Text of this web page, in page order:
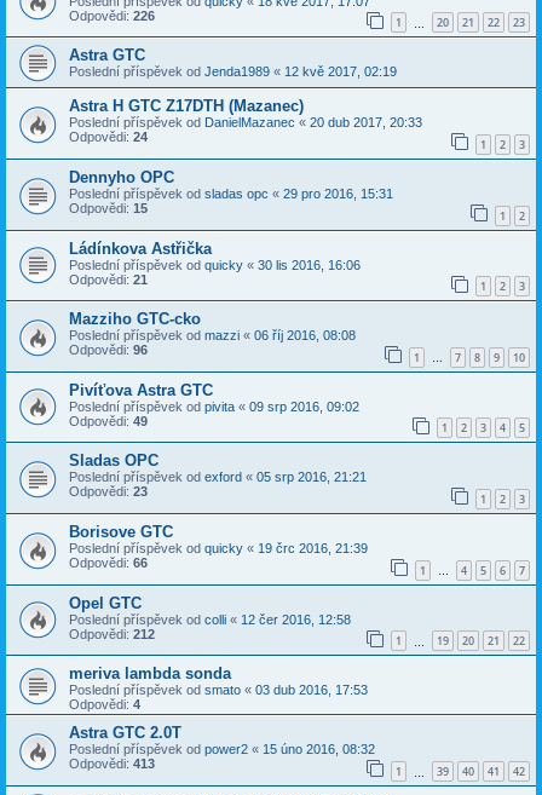
Odpovědi: 226 1 20 21 22 23
Astra GTC
Poslední příspěvek od Jenda1989 « 12 kvě 2017, 02:19
Astra H GTC Z17DTH (Mazanec)
Poslední příspěvek od DanielMazanec « 20 dub 2017, 20:33
Odpovědi: 24 1 2 3
Dennyho OPC
Poslední příspěvek od sladas opc « 29 pro 2016, 15:31
Odpovědi: 15 1 2
Ládínkova Astřička
Poslední příspěvek od quicky « 30 lis 2016, 16:06
Odpovědi: 21 1 2 3
Mazziho GTC-cko
Poslední příspěvek od mazzi « 06 říj 2016, 08:08
Odpovědi: 96 1 … 7 8 9 10
Pivíťova Astra GTC
Poslední příspěvek od pivita « 09 srp 2016, 09:02
Odpovědi: 49 1 2 3 4 5
Sladas OPC
Poslední příspěvek od exford « 05 srp 2016, 21:21
Odpovědi: 23 1 2 3
Borisove GTC
Poslední příspěvek od quicky « 19 črc 2016, 21:39
Odpovědi: 66 1 … 4 5 6 7
Opel GTC
Poslední příspěvek od colli « 12 čer 2016, 12:58
Odpovědi: 212 1 19 20 21 22
meriva lambda sonda
Poslední příspěvek od smato « 03 dub 2016, 17:53
Odpovědi: 4
Astra GTC 2.0T
Poslední příspěvek od power2 « 15 úno 2016, 08:32
Odpovědi: 413 1 39 40 41 42